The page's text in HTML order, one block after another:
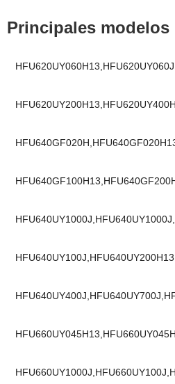
Principales